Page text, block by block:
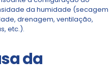
da humidade (secagem
drenagem, ventilação,
etc.).
da